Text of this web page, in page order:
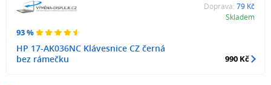
93 %
HP 17-AK036NC Klávesnice CZ černá
bez rámečku
Doprava: 79 Kč
Skladem
990 Kč